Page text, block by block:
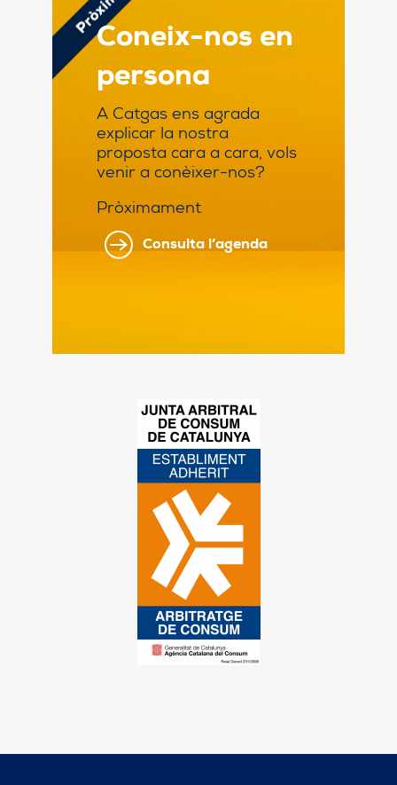
Coneix-nos en
persona
A Catgas ens agrada
explicar la nostra
proposta cara a cara, vols
venir a conèixer-nos?
Pròximament
Consulta l’agenda